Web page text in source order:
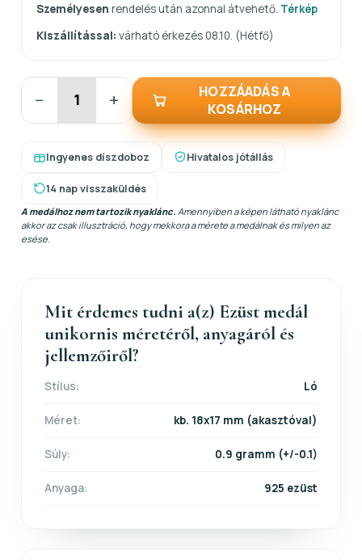
Személyesen rendelés után azonnal átvehető. Térkép
Kiszállítással: várható érkezés 08.10. (Hétfő)
− +
HOZZÁADÁS A
KOSÁRHOZ
Ingyenes díszdoboz Hivatalos jótállás
14 nap visszaküldés
A medálhoz nem tartozik nyaklánc. Amennyiben a képen látható nyaklánc
akkor az csak illusztráció, hogy mekkora a mérete a medálnak és milyen az
esése.
Mit érdemes tudni a(z) Ezüst medál
unikornis méretéről, anyagáról és
jellemzőiről?
Stílus: Ló
Méret: kb. 18x17 mm (akasztóval)
Súly: 0.9 gramm (+/-0.1)
Anyaga: 925 ezüst